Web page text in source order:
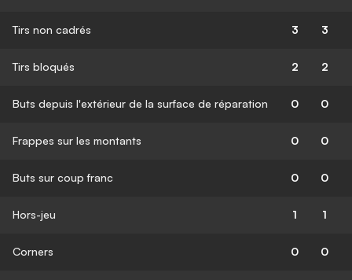
Tirs non cadrés 3 3
Tirs bloqués 2 2
Buts depuis l'extérieur de la surface de réparation 0 0
Frappes sur les montants 0 0
Buts sur coup franc 0 0
Hors-jeu 1 1
Corners 0 0